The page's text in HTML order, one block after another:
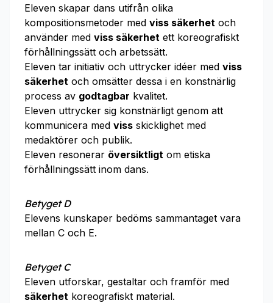
Eleven skapar dans utifrån olika
kompositionsmetoder med viss säkerhet och
använder med viss säkerhet ett koreografiskt
förhållningssätt och arbetssätt.
Eleven tar initiativ och uttrycker idéer med viss
säkerhet och omsätter dessa i en konstnärlig
process av godtagbar kvalitet.
Eleven uttrycker sig konstnärligt genom att
kommunicera med viss skicklighet med
medaktörer och publik.
Eleven resonerar översiktligt om etiska
förhållningssätt inom dans.
Betyget D
Elevens kunskaper bedöms sammantaget vara
mellan C och E.
Betyget C
Eleven utforskar, gestaltar och framför med
säkerhet koreografiskt material.